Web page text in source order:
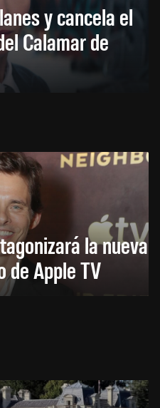
y cancela el
Calamar de
la nueva
de Apple TV